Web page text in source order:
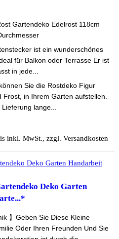
Gartendeko Edelrost 118cm
ist ein wunderschönes
für Balkon oder Terrasse Er ist
in jede...
Sie die Rostdeko Figur
in Ihrem Garten aufstellen.
lange...
inkl. MwSt., zzgl. Versandkosten
Deko Garten
】Geben Sie Diese Kleine
Oder Ihren Freunden Und Sie